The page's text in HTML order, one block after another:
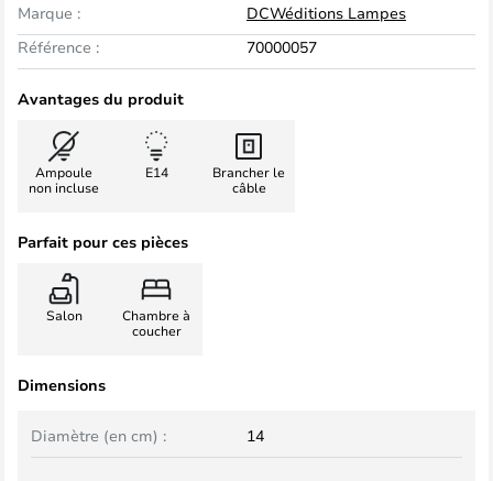
Marque :
DCWéditions Lampes
Référence :
70000057
Avantages du produit
Ampoule
non incluse
E14
Brancher le
câble
Parfait pour ces pièces
Salon
Chambre à
coucher
Dimensions
Diamètre (en cm) : 14